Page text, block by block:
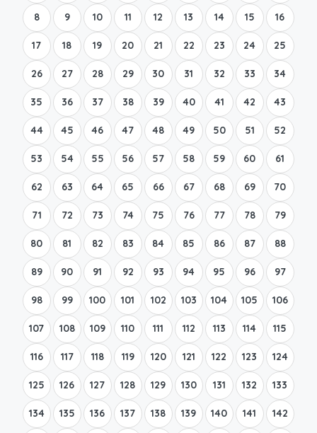
8 9 10 11 12 13 14 15 16
17 18 19 20 21 22 23 24 25
26 27 28 29 30 31 32 33 34
35 36 37 38 39 40 41 42 43
44 45 46 47 48 49 50 51 52
53 54 55 56 57 58 59 60 61
62 63 64 65 66 67 68 69 70
71 72 73 74 75 76 77 78 79
80 81 82 83 84 85 86 87 88
89 90 91 92 93 94 95 96 97
98 99 100 101 102 103 104 105 106
107 108 109 110 111 112 113 114 115
116 117 118 119 120 121 122 123 124
125 126 127 128 129 130 131 132 133
134 135 136 137 138 139 140 141 142